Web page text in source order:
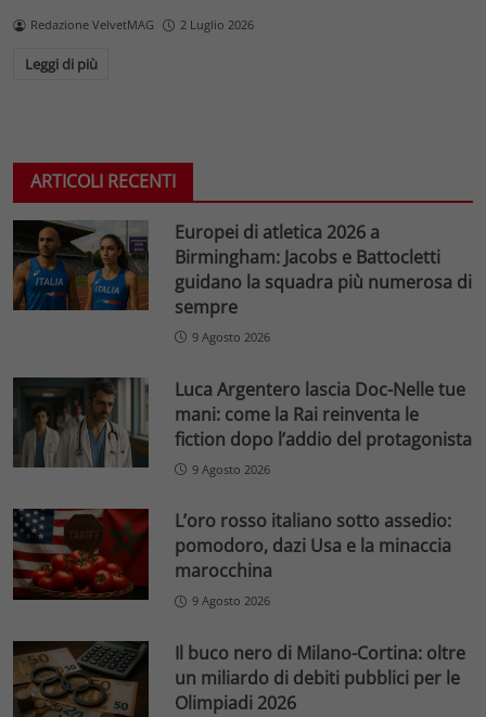
Redazione VelvetMAG 2 Luglio 2026
Leggi di più
ARTICOLI RECENTI
Europei di atletica 2026 a
Birmingham: Jacobs e Battocletti
guidano la squadra più numerosa di
sempre
9 Agosto 2026
Luca Argentero lascia Doc-Nelle tue
mani: come la Rai reinventa le
fiction dopo l’addio del protagonista
9 Agosto 2026
L’oro rosso italiano sotto assedio:
pomodoro, dazi Usa e la minaccia
marocchina
9 Agosto 2026
Il buco nero di Milano-Cortina: oltre
un miliardo di debiti pubblici per le
Olimpiadi 2026